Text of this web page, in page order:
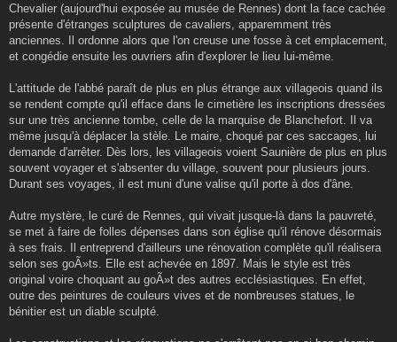
Chevalier (aujourd'hui exposée au musée de Rennes) dont la face cachée
présente d'étranges sculptures de cavaliers, apparemment très
anciennes. Il ordonne alors que l'on creuse une fosse à cet emplacement,
et congédie ensuite les ouvriers afin d'explorer le lieu lui-même.
L'attitude de l'abbé paraît de plus en plus étrange aux villageois quand ils
se rendent compte qu'il efface dans le cimetière les inscriptions dressées
sur une très ancienne tombe, celle de la marquise de Blanchefort. Il va
même jusqu'à déplacer la stèle. Le maire, choqué par ces saccages, lui
demande d'arrêter. Dès lors, les villageois voient Saunière de plus en plus
souvent voyager et s'absenter du village, souvent pour plusieurs jours.
Durant ses voyages, il est muni d'une valise qu'il porte à dos d'âne.
Autre mystère, le curé de Rennes, qui vivait jusque-là dans la pauvreté,
se met à faire de folles dépenses dans son église qu'il rénove désormais
à ses frais. Il entreprend d'ailleurs une rénovation complète qu'il réalisera
selon ses goÃ»ts. Elle est achevée en 1897. Mais le style est très
original voire choquant au goÃ»t des autres ecclésiastiques. En effet,
outre des peintures de couleurs vives et de nombreuses statues, le
bénitier est un diable sculpté.